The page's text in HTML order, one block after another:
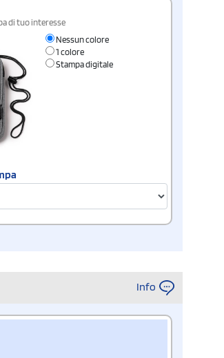
di tuo interesse
Nessun colore
1 colore
Stampa digitale
Info